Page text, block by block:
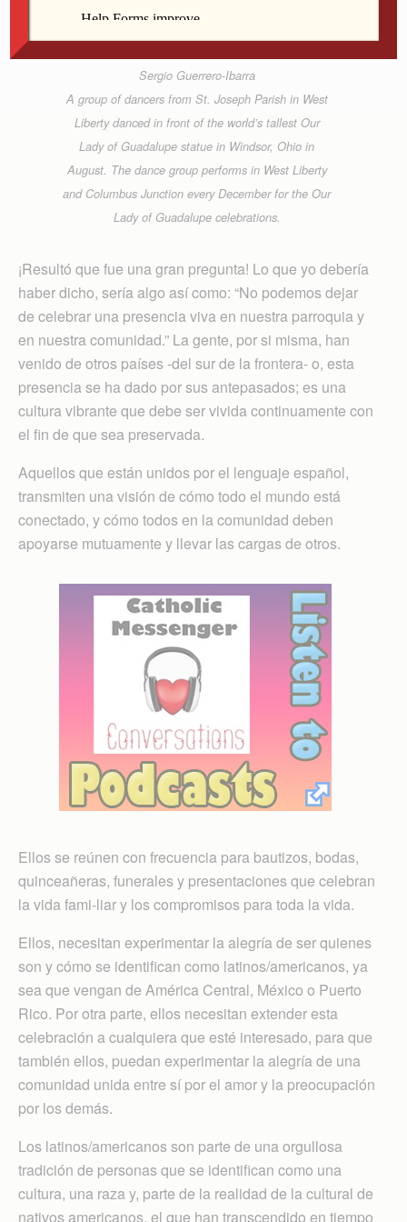
Sergio Guerrero-Ibarra
A group of dancers from St. Joseph Parish in West
Liberty danced in front of the world’s tallest Our
Lady of Guadalupe statue in Windsor, Ohio in
August. The dance group performs in West Liberty
and Columbus Junction every December for the Our
Lady of Guadalupe celebrations.
¡Resultó que fue una gran pregunta! Lo que yo debería
haber dicho, sería algo así como: “No podemos dejar
de celebrar una presencia viva en nuestra parroquia y
en nuestra comunidad.” La gente, por si misma, han
venido de otros países -del sur de la frontera- o, esta
presencia se ha dado por sus antepasados; es una
cultura vibrante que debe ser vivida continuamente con
el fin de que sea preservada.
Aquellos que están unidos por el lenguaje español,
transmiten una visión de cómo todo el mundo está
conectado, y cómo todos en la comunidad deben
apoyarse mutuamente y llevar las cargas de otros.
Ellos se reúnen con frecuencia para bautizos, bodas,
quinceañeras, funerales y presentaciones que celebran
la vida fami-liar y los compromisos para toda la vida.
Ellos, necesitan experimentar la alegría de ser quienes
son y cómo se identifican como latinos/americanos, ya
sea que vengan de América Central, México o Puerto
Rico. Por otra parte, ellos necesitan extender esta
celebración a cualquiera que esté interesado, para que
también ellos, puedan experimentar la alegría de una
comunidad unida entre sí por el amor y la preocupación
por los demás.
Los latinos/americanos son parte de una orgullosa
tradición de personas que se identifican como una
cultura, una raza y, parte de la realidad de la cultural de
nativos americanos, el que han transcendido en tiempo